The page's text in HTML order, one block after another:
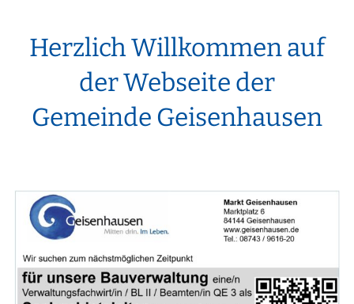
Herzlich Willkommen auf
der Webseite der
Gemeinde Geisenhausen